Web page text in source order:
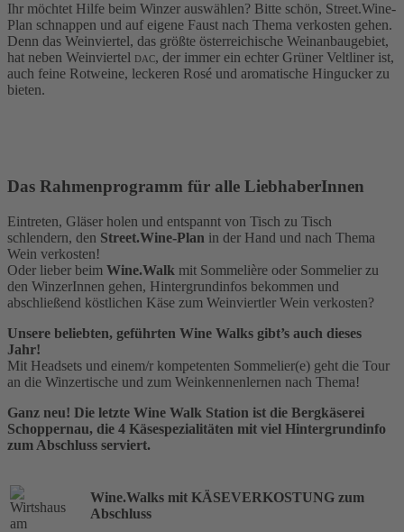
Ihr möchtet Hilfe beim Winzer auswählen? Bitte schön, Street.Wine-
Plan schnappen und auf eigene Faust nach Thema verkosten gehen.
Denn das Weinviertel, das größte österreichische Weinanbaugebiet,
hat neben Weinviertel
DAC, der immer ein echter Grüner Veltliner ist,
auch feine Rotweine, leckeren Rosé und aromatische Hingucker zu
bieten.
Das Rahmenprogramm für alle LiebhaberInnen
Eintreten, Gläser holen und entspannt von Tisch zu Tisch
schlendern, den Street.Wine-Plan in der Hand und nach Thema
Wein verkosten!
Oder lieber beim Wine.Walk mit Sommelière oder Sommelier zu
den WinzerInnen gehen, Hintergrundinfos bekommen und
abschließend köstlichen Käse zum Weinviertler Wein verkosten?
Unsere beliebten, geführten Wine Walks gibt’s auch dieses
Jahr!
Mit Headsets und einem/r kompetenten Sommelier(e) geht die Tour
an die Winzertische und zum Weinkennenlernen nach Thema!
Ganz neu! Die letzte Wine Walk Station ist die Bergkäserei
Schoppernau, die 4 Käsespezialitäten mit viel Hintergrundinfo
zum Abschluss serviert.
Wine.Walks mit KÄSEVERKOSTUNG zum
Abschluss